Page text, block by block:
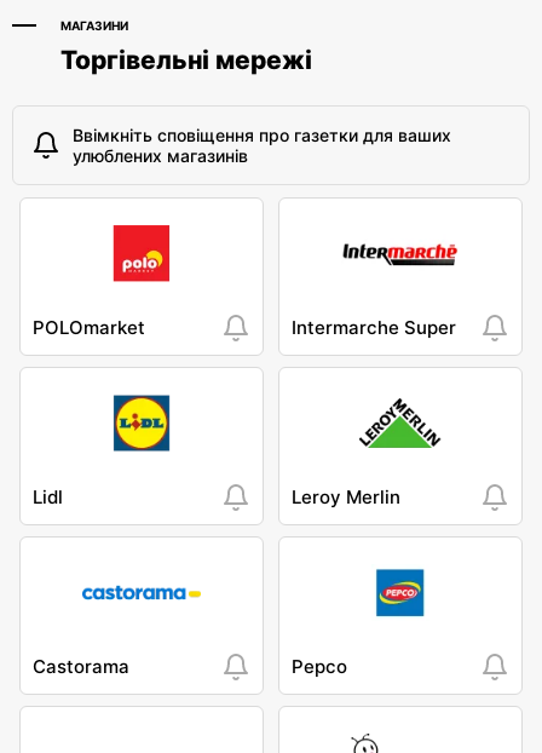
МАГАЗИНИ
Торгівельні мережі
Ввімкніть сповіщення про газетки для ваших
улюблених магазинів
POLOmarket Intermarche Super
Lidl Leroy Merlin
Castorama Pepco